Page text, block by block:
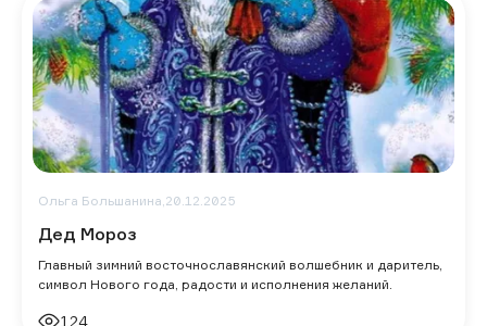
Ольга Большанина,20.12.2025
Дед Мороз
Главный зимний восточнославянский волшебник и даритель,
символ Нового года, радости и исполнения желаний.
124